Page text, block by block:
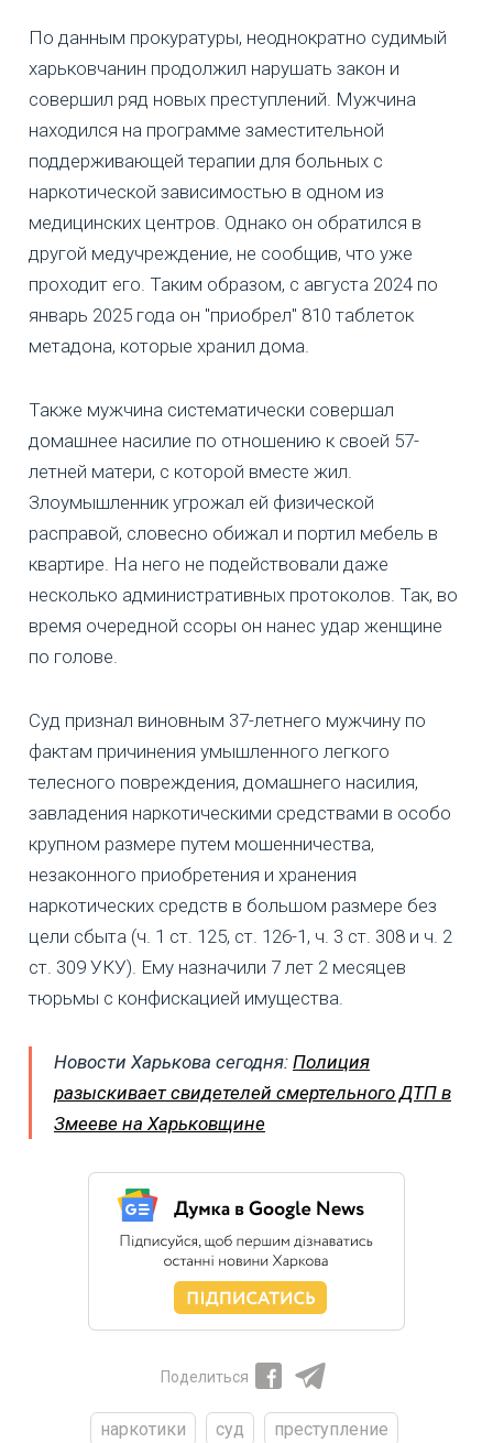
По данным прокуратуры, неоднократно судимый
харьковчанин продолжил нарушать закон и
совершил ряд новых преступлений. Мужчина
находился на программе заместительной
поддерживающей терапии для больных с
наркотической зависимостью в одном из
медицинских центров. Однако он обратился в
другой медучреждение, не сообщив, что уже
проходит его. Таким образом, с августа 2024 по
январь 2025 года он "приобрел" 810 таблеток
метадона, которые хранил дома.
Также мужчина систематически совершал
домашнее насилие по отношению к своей 57-
летней матери, с которой вместе жил.
Злоумышленник угрожал ей физической
расправой, словесно обижал и портил мебель в
квартире. На него не подействовали даже
несколько административных протоколов. Так, во
время очередной ссоры он нанес удар женщине
по голове.
Суд признал виновным 37-летнего мужчину по
фактам причинения умышленного легкого
телесного повреждения, домашнего насилия,
завладения наркотическими средствами в особо
крупном размере путем мошенничества,
незаконного приобретения и хранения
наркотических средств в большом размере без
цели сбыта (ч. 1 ст. 125, ст. 126-1, ч. 3 ст. 308 и ч. 2
ст. 309 УКУ). Ему назначили 7 лет 2 месяцев
тюрьмы с конфискацией имущества.
Новости Харькова сегодня: Полиция
разыскивает свидетелей смертельного ДТП в
Змееве на Харьковщине
Поделиться
наркотики суд
преступление